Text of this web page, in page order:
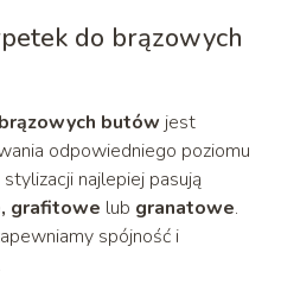
do brązowych
brązowych butów jest
odpowiedniego poziomu
najlepiej pasują
grafitowe lub granatowe.
spójność i